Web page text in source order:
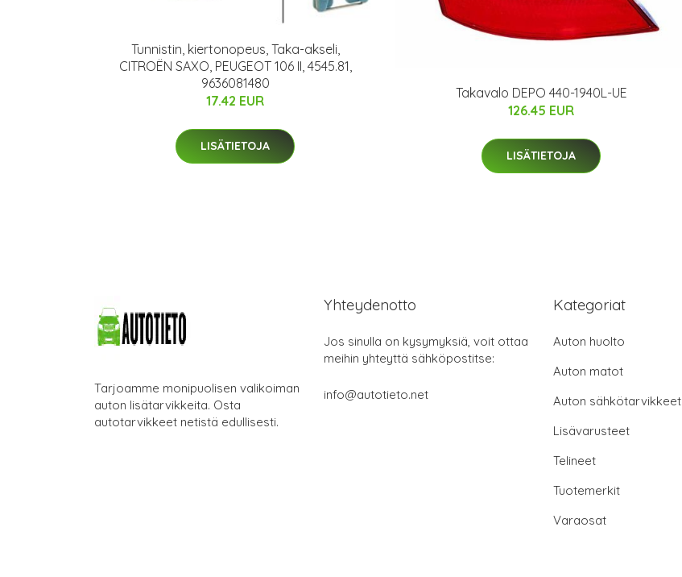
Tunnistin, kiertonopeus, Taka-akseli,
CITROËN SAXO, PEUGEOT 106 II, 4545.81,
9636081480
17.42 EUR
LISÄTIETOJA
Takavalo DEPO 440-1940L-UE
126.45 EUR
LISÄTIETOJA
Tarjoamme monipuolisen valikoiman
auton lisätarvikkeita. Osta
autotarvikkeet netistä edullisesti.
Yhteydenotto
Jos sinulla on kysymyksiä, voit ottaa
meihin yhteyttä sähköpostitse:
info@autotieto.net
Kategoriat
Auton huolto
Auton matot
Auton sähkötarvikkeet
Lisävarusteet
Telineet
Tuotemerkit
Varaosat